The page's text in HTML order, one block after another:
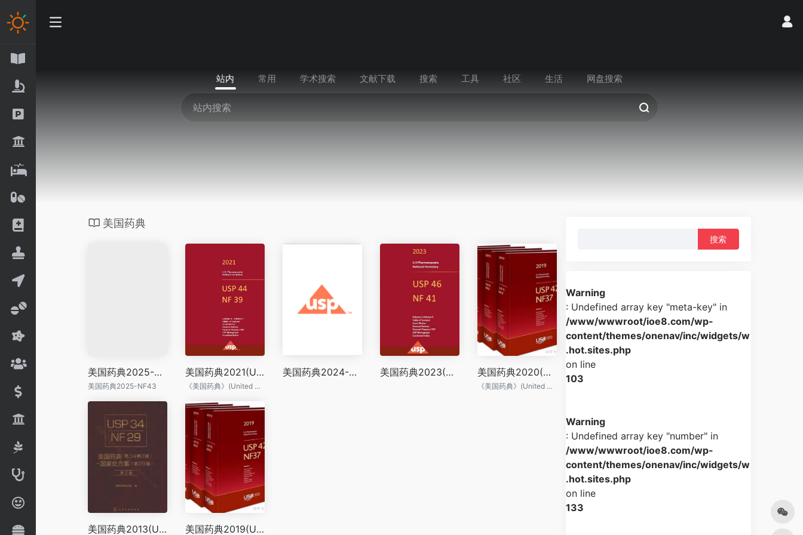
站内 常用 学术搜索 文献下载 搜索 工具 社区 生活 网盘搜索
美国药典
美国药典2025-NF43
美国药典2025-NF43
美国药典2021(USP44-NF39)
《美国药典》(United States Pharmacopoeia) 是美国药品的品质控制标准大全。它由美国药典委员会每年更新再版一次。它是美国食品药品监督管理局和美国麻醉品管制局的管制行为准则...
美国药典2024-NF42 美国药典2023(USP46-NF41) 美国药典2020(USP43-NF38)
《美国药典》(United States Pharmacopoeia) 是美国药品的品质控制标准大全。它由美国药典委员会每年更新再版一次。它是美国食品药品监督管理局和美国麻醉品管制局的管制行为准则...
美国药典2013(USP34-NF29) 中文 美国药典2019(USP42-NF37)
Warning
: Undefined array key "meta-key" in
/www/wwwroot/ioe8.com/wp-
content/themes/onenav/inc/widgets/w
.hot.sites.php
on line
103
Warning
: Undefined array key "number" in
/www/wwwroot/ioe8.com/wp-
content/themes/onenav/inc/widgets/w
.hot.sites.php
on line
133